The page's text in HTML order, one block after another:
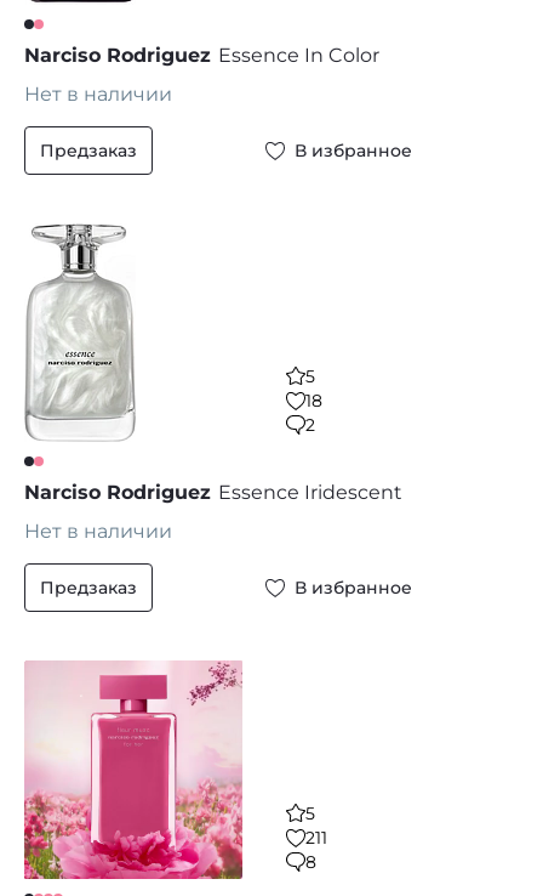
Narciso Rodriguez Essence In Color
Нет в наличии
Предзаказ В избранное
5
18
2
Narciso Rodriguez Essence Iridescent
Нет в наличии
Предзаказ В избранное
5
211
8